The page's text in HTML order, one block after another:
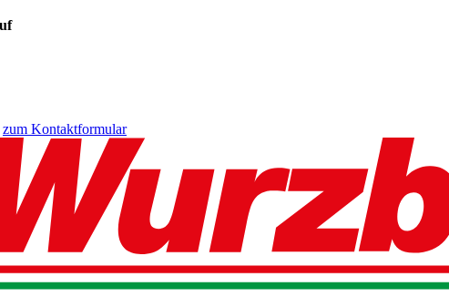
zum Kontaktformular